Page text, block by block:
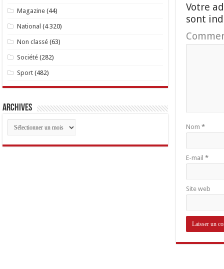
Votre
sont
Nom *
E-mail *
Site web
Magazine (44)
National (4 320)
Non classé (63)
Société (282)
Sport (482)
Archives
Archives